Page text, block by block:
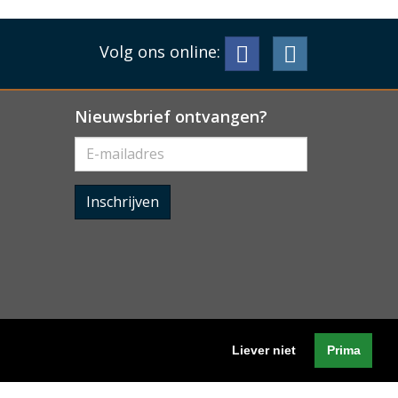
Liever niet Prima
Volg ons online:
Nieuwsbrief ontvangen?
Inschrijven
Privacyverklaring